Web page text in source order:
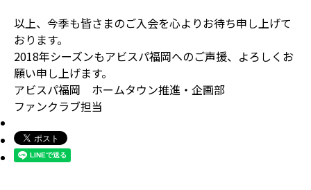
以上、今季も皆さまのご入会を心よりお待ち申し上げて
おります。
2018年シーズンもアビスパ福岡へのご声援、よろしくお
願い申し上げます。
アビスパ福岡 ホームタウン推進・企画部
ファンクラブ担当